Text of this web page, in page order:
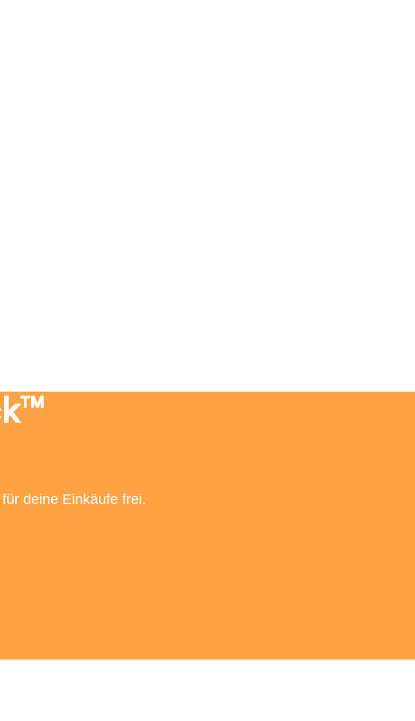
deine Einkäufe frei.